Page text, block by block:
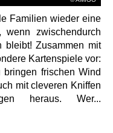
Familien wieder eine
wenn zwischendurch
bleibt! Zusammen mit
Kartenspiele vor:
bringen frischen Wind
mit cleveren Kniffen
heraus. Wer...